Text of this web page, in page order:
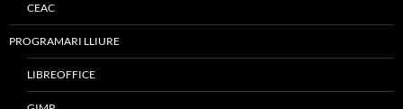
CEAC
PROGRAMARI LLIURE
LIBREOFFICE